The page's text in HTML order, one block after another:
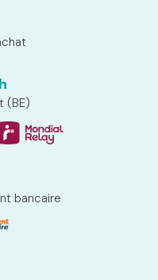
(BE)
bancaire